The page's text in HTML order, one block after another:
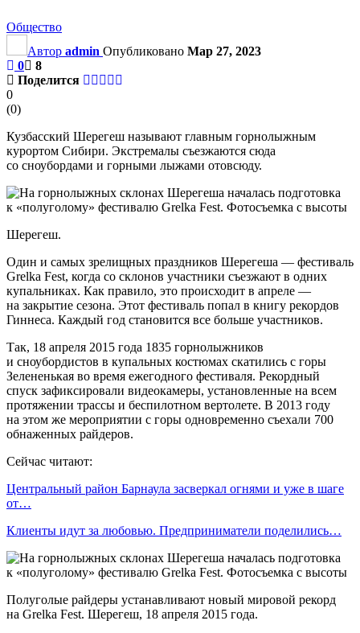
Общество
Автор admin Опубликовано Мар 27, 2023
0
8
Поделится
0
(0)
Кузбасский Шерегеш называют главным горнолыжным
курортом Сибири. Экстремалы съезжаются сюда
со сноубордами и горными лыжами отовсюду.
Шерегеш.
Один и самых зрелищных праздников Шерегеша — фестиваль
Grelka Fest, когда со склонов участники съезжают в одних
купальниках. Как правило, это происходит в апреле —
на закрытие сезона. Этот фестиваль попал в книгу рекордов
Гиннеса. Каждый год становится все больше участников.
Так, 18 апреля 2015 года 1835 горнолыжников
и сноубордистов в купальных костюмах скатились с горы
Зелененькая во время ежегодного фестиваля. Рекордный
спуск зафиксировали видеокамеры, установленные на всем
протяжении трассы и беспилотном вертолете. В 2013 году
на этом же мероприятии с горы одновременно съехали 700
обнаженных райдеров.
Сейчас читают:
Центральный район Барнаула засверкал огнями и уже в шаге
от…
Клиенты идут за любовью. Предприниматели поделились…
Полуголые райдеры устанавливают новый мировой рекорд
на Grelka Fest. Шерегеш, 18 апреля 2015 года.